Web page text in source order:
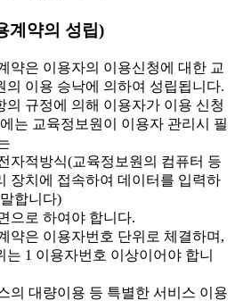
계약의 성립)
약은 이용자의 이용신청에 대한 교
의 이용 승낙에 의하여 성립됩니다.
규정에 의해 이용자가 이용 신청
는 교육정보원이 이용자 관리시 필
자적방식(교육정보원의 컴퓨터 등
장치에 접속하여 데이터를 입력하
합니다)
으로 하여야 합니다.
약은 이용자번호 단위로 체결하며,
는 1 이용자번호 이상이어야 합니
의 대량이용 등 특별한 서비스 이용